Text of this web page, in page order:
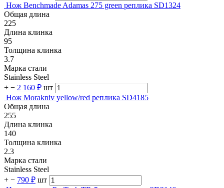
Нож Benchmade Adamas 275 green реплика SD1324
Общая длина
225
Длина клинка
95
Толщина клинка
3.7
Марка стали
Stainless Steel
+ − 2 160 ₽ шт
Нож Morakniv yellow/red реплика SD4185
Общая длина
255
Длина клинка
140
Толщина клинка
2.3
Марка стали
Stainless Steel
+ − 790 ₽ шт